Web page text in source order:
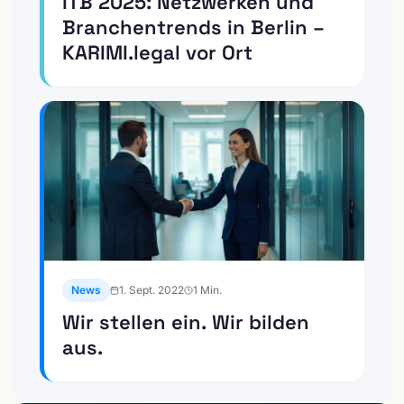
Branchentrends in Berlin –
KARIMI.legal vor Ort
News 1. Sept. 2022 1 Min.
Wir stellen ein. Wir bilden
aus.